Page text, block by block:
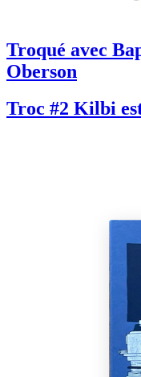
Troqué avec
Oberson
Troc #2 Kilbi